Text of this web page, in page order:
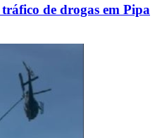
de drogas em Pipa